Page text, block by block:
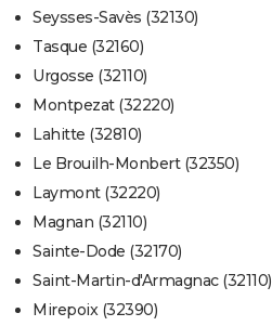
Seysses-Savès (32130)
Tasque (32160)
Urgosse (32110)
Montpezat (32220)
Lahitte (32810)
Le Brouilh-Monbert (32350)
Laymont (32220)
Magnan (32110)
Sainte-Dode (32170)
Saint-Martin-d'Armagnac (32110)
Mirepoix (32390)